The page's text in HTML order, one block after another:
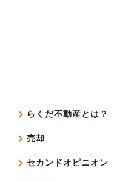
らくだ不動産とは？
売却
セカンドオピニオン